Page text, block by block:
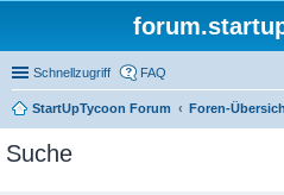
Schnellzugriff FAQ
StartUpTycoon Forum Foren-
Suche